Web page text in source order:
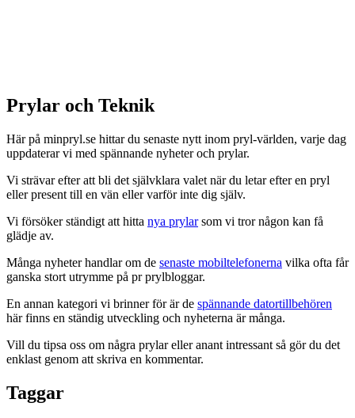
Prylar och Teknik
Här på minpryl.se hittar du senaste nytt inom pryl-världen, varje dag
uppdaterar vi med spännande nyheter och prylar.
Vi strävar efter att bli det självklara valet när du letar efter en pryl
eller present till en vän eller varför inte dig själv.
Vi försöker ständigt att hitta nya prylarsom vi tror någon kan få
glädje av.
Många nyheter handlar om de senaste mobiltelefonerna vilka ofta får
ganska stort utrymme på pr prylbloggar.
En annan kategori vi brinner för är de spännande datortillbehören
här finns en ständig utveckling och nyheterna är många.
Vill du tipsa oss om några prylar eller anant intressant så gör du det
enklast genom att skriva en kommentar.
Taggar